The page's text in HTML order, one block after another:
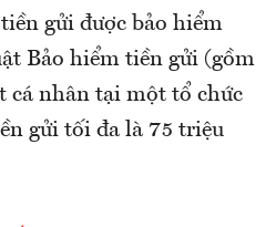
gửi được bảo hiểm
Bảo hiểm tiền gửi (gồm
cá nhân tại một tổ chức
gửi tối đa là 75 triệu